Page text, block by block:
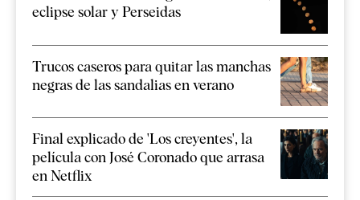
eclipse solar y Perseidas
Trucos caseros para quitar las manchas
negras de las sandalias en verano
Final explicado de 'Los creyentes', la
película con José Coronado que arrasa
en Netflix